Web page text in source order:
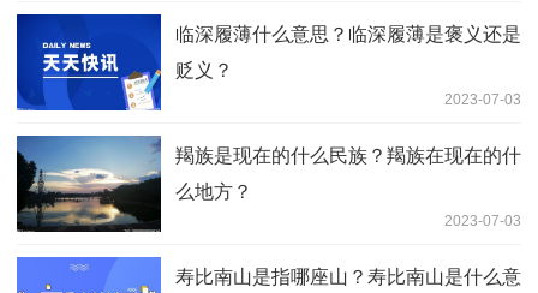
临深履薄什么意思？临深履薄是褒义还是
贬义？
2023-07-03
羯族是现在的什么民族？羯族在现在的什
么地方？
2023-07-03
寿比南山是指哪座山？寿比南山是什么意